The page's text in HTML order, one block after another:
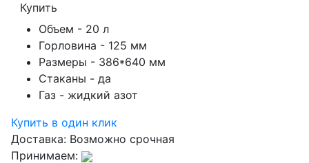
Купить
Объем - 20 л
Горловина - 125 мм
Размеры - 386*640 мм
Стаканы - да
Газ - жидкий азот
Купить в один клик
Доставка: Возможно срочная
Принимаем: